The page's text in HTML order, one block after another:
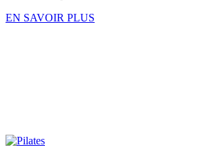
EN SAVOIR PLUS